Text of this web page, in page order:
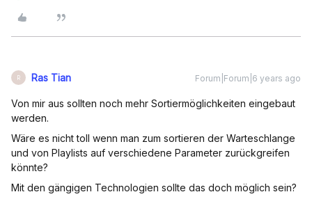
R Ras Tian Forum|Forum|6 years ago
Von mir aus sollten noch mehr Sortiermöglichkeiten eingebaut
werden.
Wäre es nicht toll wenn man zum sortieren der Warteschlange
und von Playlists auf verschiedene Parameter zurückgreifen
könnte?
Mit den gängigen Technologien sollte das doch möglich sein?